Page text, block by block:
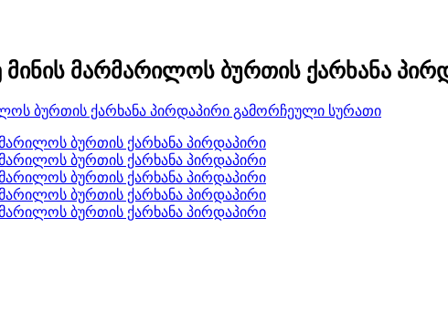
მარმარილოს ბურთის ქარხანა